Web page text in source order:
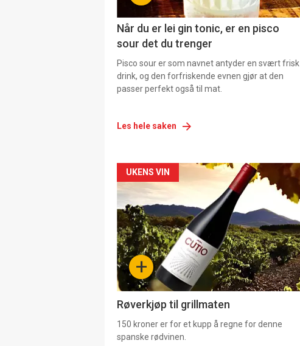
Når du er lei gin tonic, er en pisco
sour det du trenger
Pisco sour er som navnet antyder en svært frisk
drink, og den forfriskende evnen gjør at den
passer perfekt også til mat.
Les hele saken
Forsiden
akkurat
nå
-
4 +
UKENS VIN
Røverkjøp til grillmaten
150 kroner er for et kupp å regne for denne
spanske rødvinen.